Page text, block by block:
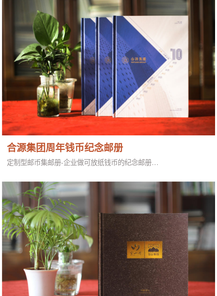
合源集团周年钱币纪念邮册
定制型邮币集邮册-企业做可放纸钱币的纪念邮册…